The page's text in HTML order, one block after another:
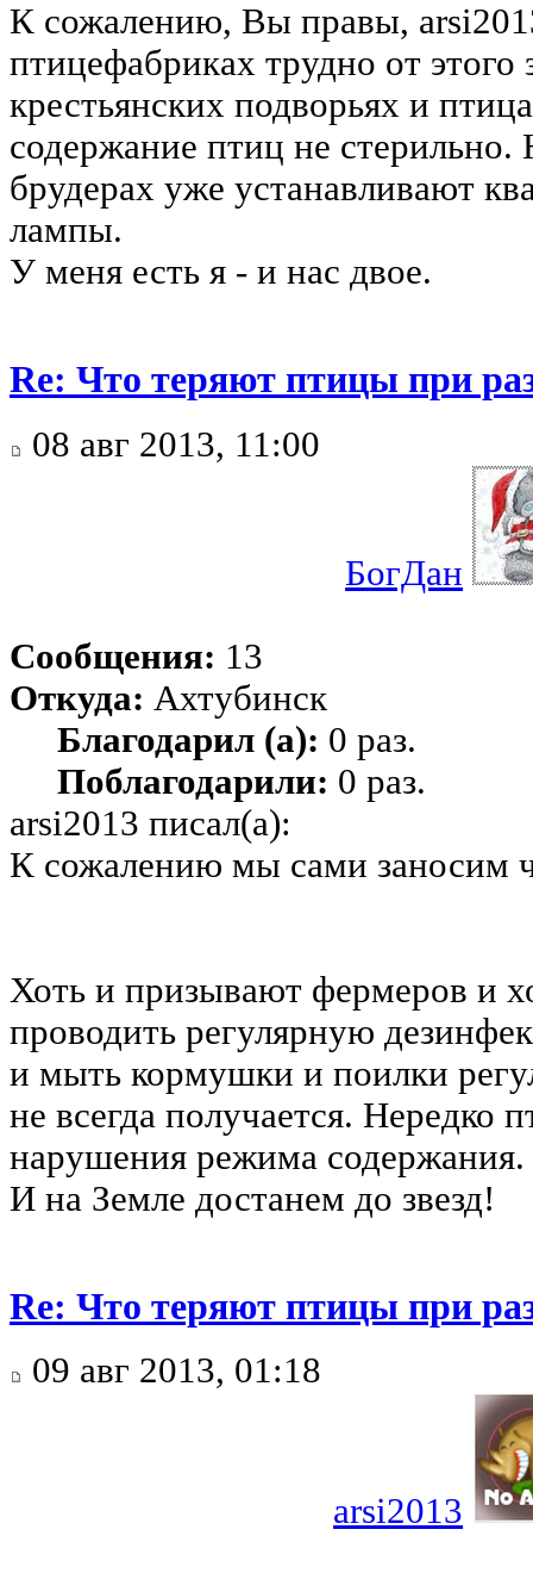
К сожалению, Вы правы,
птицефабриках трудно от этого
крестьянских подворьях и
содержание птиц не
брудерах уже устанавливают
лампы.
У меня есть я - и нас двое.
Re: Что теряют птицы при
08 авг 2013, 11:00
БогДан
Сообщения: 13
Откуда: Ахтубинск
Благодарил (а): 0 раз.
Поблагодарили: 0 раз.
arsi2013 писал(а):
К сожалению мы сами заносим
Хоть и призывают фермеров и
проводить регулярную
и мыть кормушки и поилки
не всегда получается. Нередко
нарушения режима содержания.
И на Земле достанем до звезд!
Re: Что теряют птицы при
09 авг 2013, 01:18
arsi2013